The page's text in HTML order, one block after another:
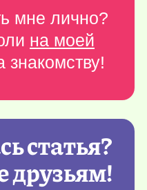
мне лично?
на моей
знакомству!
статья?
друзьям!